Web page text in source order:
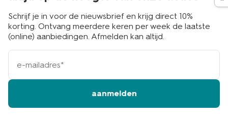
Schrijf je in voor de nieuwsbrief en krijg direct 10%
korting. Ontvang meerdere keren per week de laatste
(online) aanbiedingen. Afmelden kan altijd.
e-
mailadres
aanmelden